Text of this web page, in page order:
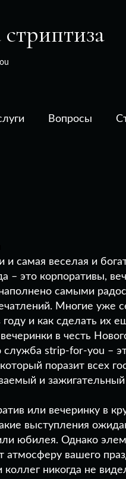
Вопросы
самая веселая и
– это корпоративы,
самыми
Многие уже
и как сделать их
в честь
strip-for-you –
поразит всех
и
или вечеринку в
выступления
юбилея. Однако
атмосферу вашего
никогда не